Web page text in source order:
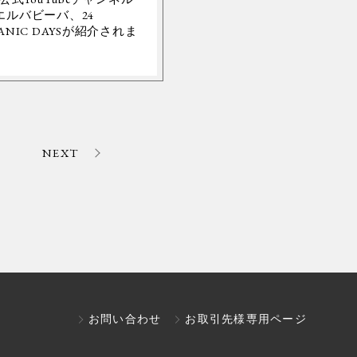
ルバビーバ、24
DAYSが紹介されま
NEXT
お問い合わせ お取引先様専用ページ